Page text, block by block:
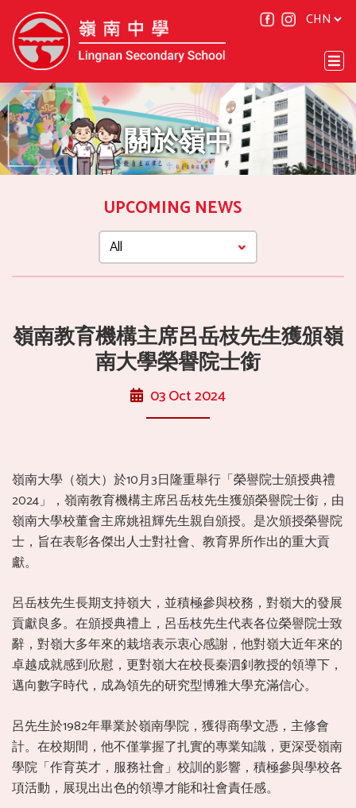
關於嶺中
UPCOMING NEWS
嶺南教育機構主席呂岳枝先生獲頒嶺
南大學榮譽院士銜
03 Oct 2024
嶺南大學（嶺大）於10月3日隆重舉行「榮譽院士頒授典禮
2024」，嶺南教育機構主席呂岳枝先生獲頒榮譽院士銜，由
嶺南大學校董會主席姚祖輝先生親自頒授。是次頒授榮譽院
士，旨在表彰各傑出人士對社會、教育界所作出的重大貢
獻。
呂岳枝先生長期支持嶺大，並積極參與校務，對嶺大的發展
貢獻良多。在頒授典禮上，呂岳枝先生代表各位榮譽院士致
辭，對嶺大多年來的栽培表示衷心感謝，他對嶺大近年來的
卓越成就感到欣慰，更對嶺大在校長秦泗釗教授的領導下，
邁向數字時代，成為領先的研究型博雅大學充滿信心。
呂先生於1982年畢業於嶺南學院，獲得商學文憑，主修會
計。在校期間，他不僅掌握了扎實的專業知識，更深受嶺南
學院「作育英才，服務社會」校訓的影響，積極參與學校各
項活動，展現出出色的領導才能和社會責任感。